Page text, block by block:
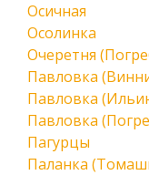
Осичная
Осолинка
Очеретня
Павловка
Павловка
Павловка
Пагурцы
Паланка